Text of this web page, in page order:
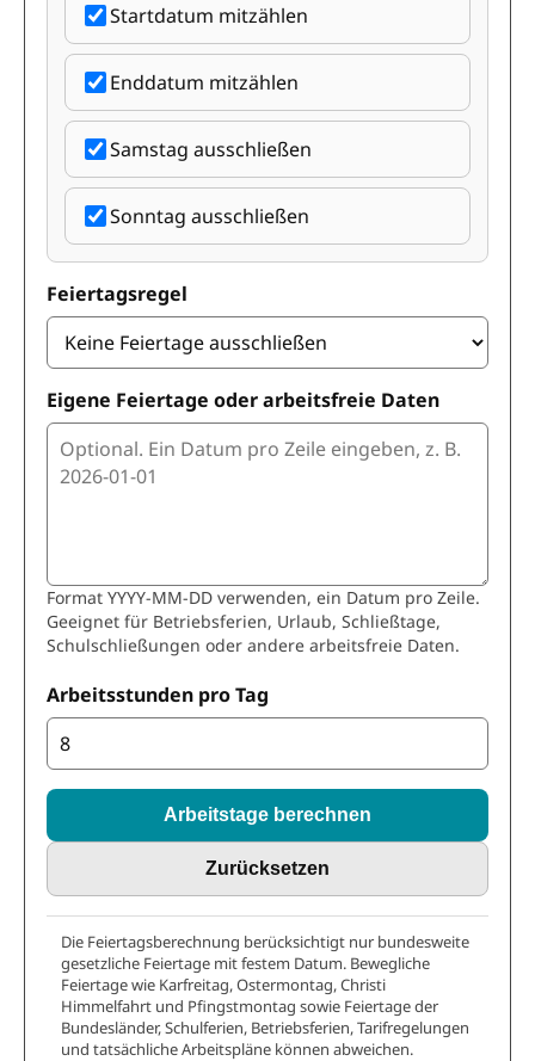
Startdatum mitzählen
Enddatum mitzählen
Samstag ausschließen
Sonntag ausschließen
Feiertagsregel
Eigene Feiertage oder arbeitsfreie Daten
Format YYYY-MM-DD verwenden, ein Datum pro Zeile.
Geeignet für Betriebsferien, Urlaub, Schließtage,
Schulschließungen oder andere arbeitsfreie Daten.
Arbeitsstunden pro Tag
Arbeitstage berechnen
Zurücksetzen
Die Feiertagsberechnung berücksichtigt nur bundesweite
gesetzliche Feiertage mit festem Datum. Bewegliche
Feiertage wie Karfreitag, Ostermontag, Christi
Himmelfahrt und Pfingstmontag sowie Feiertage der
Bundesländer, Schulferien, Betriebsferien, Tarifregelungen
und tatsächliche Arbeitspläne können abweichen.